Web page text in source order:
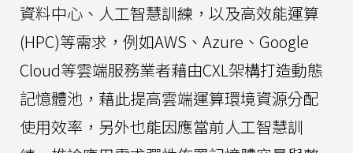
資料中心、人工智慧訓練，以及高效能運算
(HPC)等需求，例如AWS、Azure、Google
Cloud等雲端服務業者藉由CXL架構打造動態
記憶體池，藉此提高雲端運算環境資源分配
使用效率，另外也能因應當前人工智慧訓